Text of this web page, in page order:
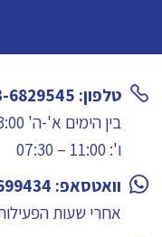
טלפון: 03-6829545
בין הימים א'-ה' 13:00 – 08:00
ו': 11:00 – 07:30
וואטסאפ: 050-5699434
אחרי שעות